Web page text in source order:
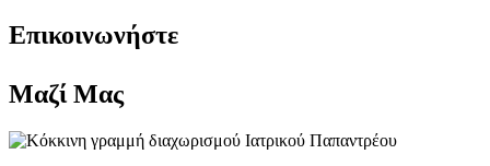
Επικοινωνήστε
Μαζί Μας